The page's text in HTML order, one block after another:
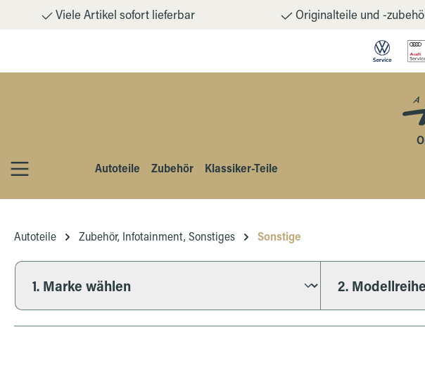
Hauptinhalt springen
Zur Suche springen
Zur Hauptnavigation springen
Viele Artikel sofort lieferbar Originalteile und -
Autoteile
Zubehör Klassiker-Teile
Autoteile Zubehör, Infotainment, Sonstiges Sonstige